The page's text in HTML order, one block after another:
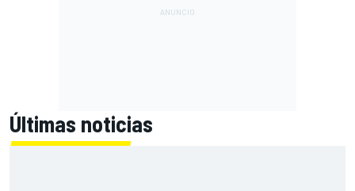
Últimas noticias